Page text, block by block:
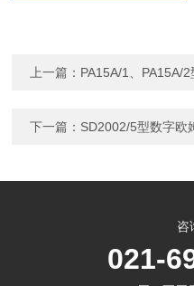
上一篇： PA15A/1、PA15A/
下一篇： SD2002/5型数字欧
咨
021-